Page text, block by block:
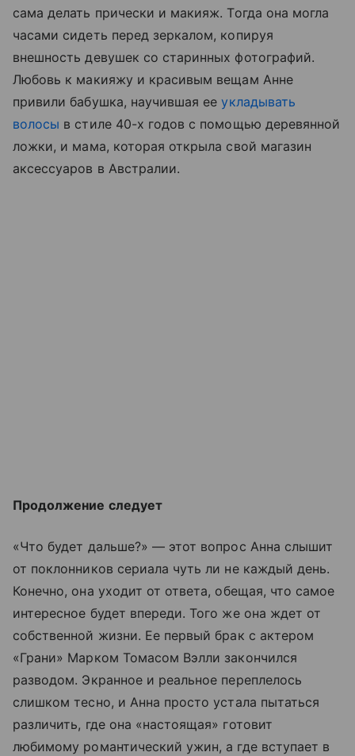
сама делать прически и макияж. Тогда она могла
часами сидеть перед зеркалом, копируя
внешность девушек со старинных фотографий.
Любовь к макияжу и красивым вещам Анне
привили бабушка, научившая ееукладывать
волосы в стиле 40-х годов с помощью деревянной
ложки, и мама, которая открыла свой магазин
аксессуаров в Австралии.
Продолжение следует
«Что будет дальше?» — этот вопрос Анна слышит
от поклонников сериала чуть ли не каждый день.
Конечно, она уходит от ответа, обещая, что самое
интересное будет впереди. Того же она ждет от
собственной жизни. Ее первый брак с актером
«Грани» Марком Томасом Вэлли закончился
разводом. Экранное и реальное переплелось
слишком тесно, и Анна просто устала пытаться
различить, где она «настоящая» готовит
любимому романтический ужин, а где вступает в